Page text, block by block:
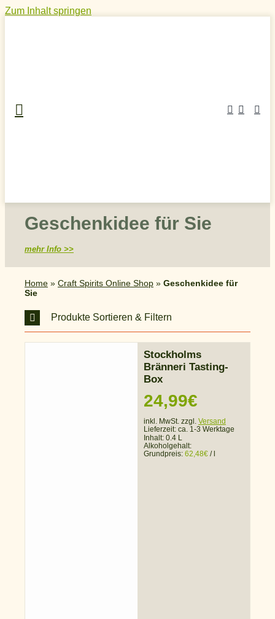
Zum Inhalt springen
Geschenkidee für Sie
mehr Info >>
Home» Craft Spirits Online Shop» Geschenkidee für
Sie
Produkte Sortieren & Filtern
Stockholms
Bränneri Tasting-
Box
24,99€
inkl. MwSt. zzgl. Versand
Lieferzeit: ca. 1-3 Werktage
Inhalt: 0.4 L
Alkoholgehalt:
Grundpreis: 62,48€ /